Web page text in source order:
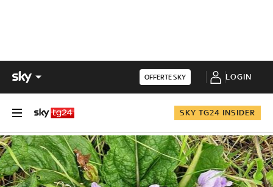
OFFERTE SKY LOGIN
SKY TG24 INSIDER